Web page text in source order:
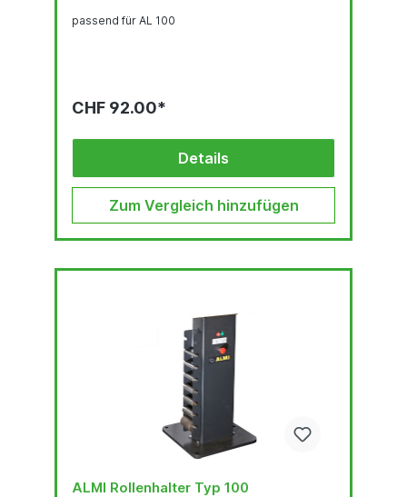
passend für AL 100
CHF 92.00*
Details
Zum Vergleich hinzufügen
ALMI Rollenhalter Typ 100